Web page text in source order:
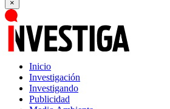
×
Inicio
Investigación
Investigando
Publicidad